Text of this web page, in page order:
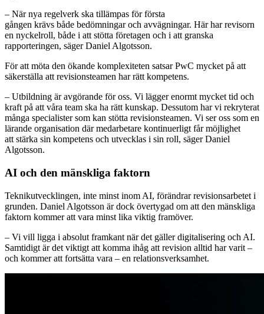
– När nya regelverk ska tillämpas för första
gången krävs både bedömningar och avvägningar. Här har revisorn
en nyckelroll, både i att stötta företagen och i att granska
rapporteringen, säger Daniel Algotsson.
För att möta den ökande komplexiteten satsar PwC mycket på att
säkerställa att revisionsteamen har rätt kompetens.
– Utbildning är avgörande för oss. Vi lägger enormt mycket tid och
kraft på att våra team ska ha rätt kunskap. Dessutom har vi rekryterat
många specialister som kan stötta revisionsteamen. Vi ser oss som en
lärande organisation där medarbetare kontinuerligt får möjlighet
att stärka sin kompetens och utvecklas i sin roll, säger Daniel
Algotsson.
AI och den mänskliga faktorn
Teknikutvecklingen, inte minst inom AI, förändrar revisionsarbetet i
grunden. Daniel Algotsson är dock övertygad om att den mänskliga
faktorn kommer att vara minst lika viktig framöver.
– Vi vill ligga i absolut framkant när det gäller digitalisering och AI.
Samtidigt är det viktigt att komma ihåg att revision alltid har varit –
och kommer att fortsätta vara – en relationsverksamhet.